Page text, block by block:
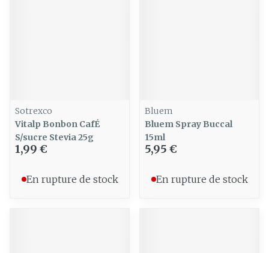
Sotrexco
Vitalp Bonbon CafÉ
S/sucre Stevia 25g
1,99 €
En rupture de stock
Bluem
Bluem Spray Buccal
15ml
5,95 €
En rupture de stock